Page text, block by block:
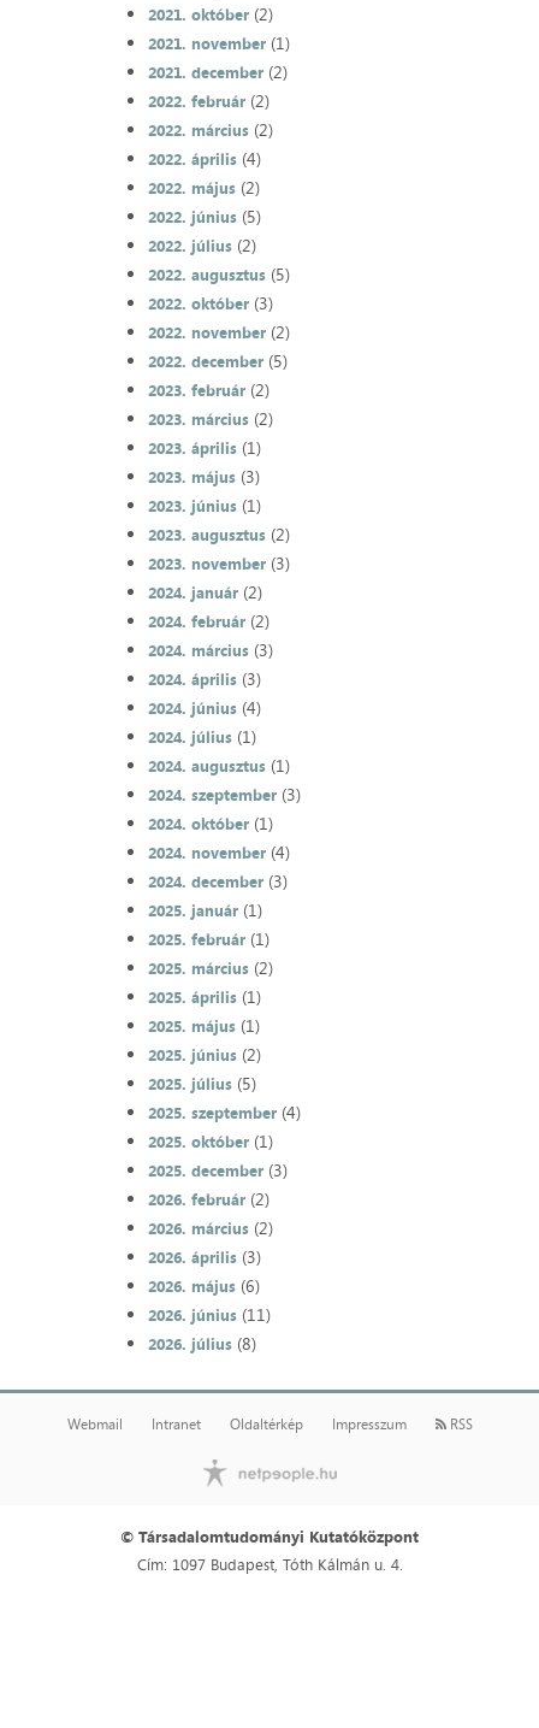
2021. október(2)
2021. november(1)
2021. december(2)
2022. február(2)
2022. március(2)
2022. április(4)
2022. május(2)
2022. június(5)
2022. július(2)
2022. augusztus(5)
2022. október(3)
2022. november(2)
2022. december(5)
2023. február(2)
2023. március(2)
2023. április(1)
2023. május(3)
2023. június(1)
2023. augusztus(2)
2023. november(3)
2024. január(2)
2024. február(2)
2024. március(3)
2024. április(3)
2024. június(4)
2024. július(1)
2024. augusztus(1)
2024. szeptember(3)
2024. október(1)
2024. november(4)
2024. december(3)
2025. január(1)
2025. február(1)
2025. március(2)
2025. április(1)
2025. május(1)
2025. június(2)
2025. július(5)
2025. szeptember(4)
2025. október(1)
2025. december(3)
2026. február(2)
2026. március(2)
2026. április(3)
2026. május(6)
2026. június(11)
2026. július(8)
Webmail Intranet Oldaltérkép Impresszum RSS
© Társadalomtudományi Kutatóközpont
Cím: 1097 Budapest, Tóth Kálmán u. 4.